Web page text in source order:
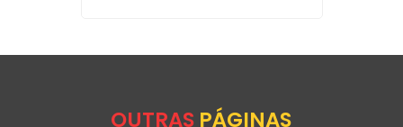
OUTRAS PÁGINAS